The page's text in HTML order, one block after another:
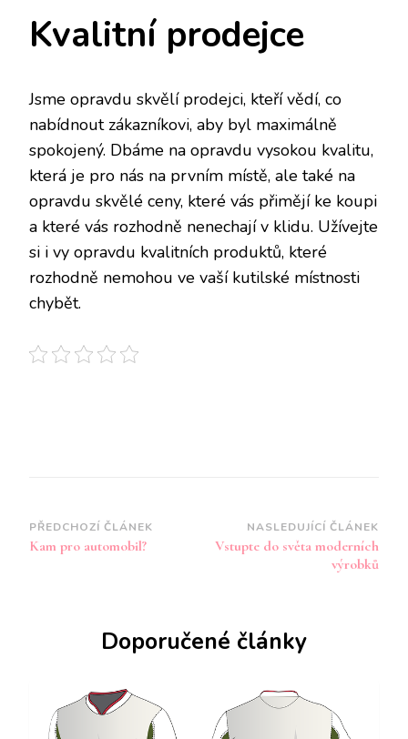
Kvalitní prodejce
Jsme opravdu skvělí prodejci, kteří vědí, co
nabídnout zákazníkovi, aby byl maximálně
spokojený. Dbáme na opravdu vysokou kvalitu,
která je pro nás na prvním místě, ale také na
opravdu skvělé ceny, které vás přimějí ke koupi
a které vás rozhodně nenechají v klidu. Užívejte
si i vy opravdu kvalitních produktů, které
rozhodně nemohou ve vaší kutilské místnosti
chybět.
Navigace
příspěvku
PŘEDCHOZÍ ČLÁNEK
Kam pro automobil?
NASLEDUJÍCÍ ČLÁNEK
Vstupte do světa moderních
výrobků
Doporučené články